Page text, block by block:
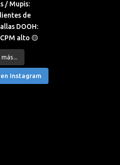
Instagram